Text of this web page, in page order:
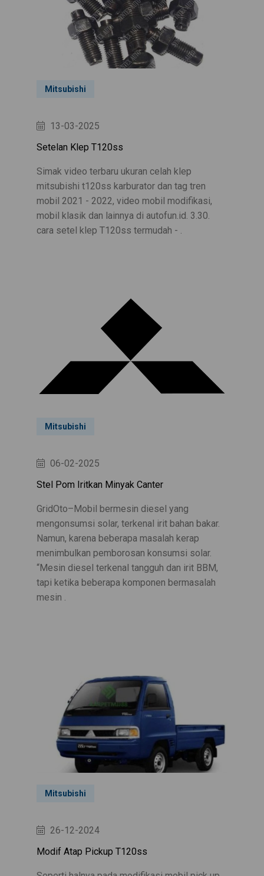
Mitsubishi
13-03-2025
Setelan Klep T120ss
Simak video terbaru ukuran celah klep
mitsubishi t120ss karburator dan tag tren
mobil 2021 - 2022, video mobil modifikasi,
mobil klasik dan lainnya di autofun.id. 3.30.
cara setel klep T120ss termudah - .
Mitsubishi
06-02-2025
Stel Pom Iritkan Minyak Canter
GridOto–Mobil bermesin diesel yang
mengonsumsi solar, terkenal irit bahan bakar.
Namun, karena beberapa masalah kerap
menimbulkan pemborosan konsumsi solar.
“Mesin diesel terkenal tangguh dan irit BBM,
tapi ketika beberapa komponen bermasalah
mesin .
Mitsubishi
26-12-2024
Modif Atap Pickup T120ss